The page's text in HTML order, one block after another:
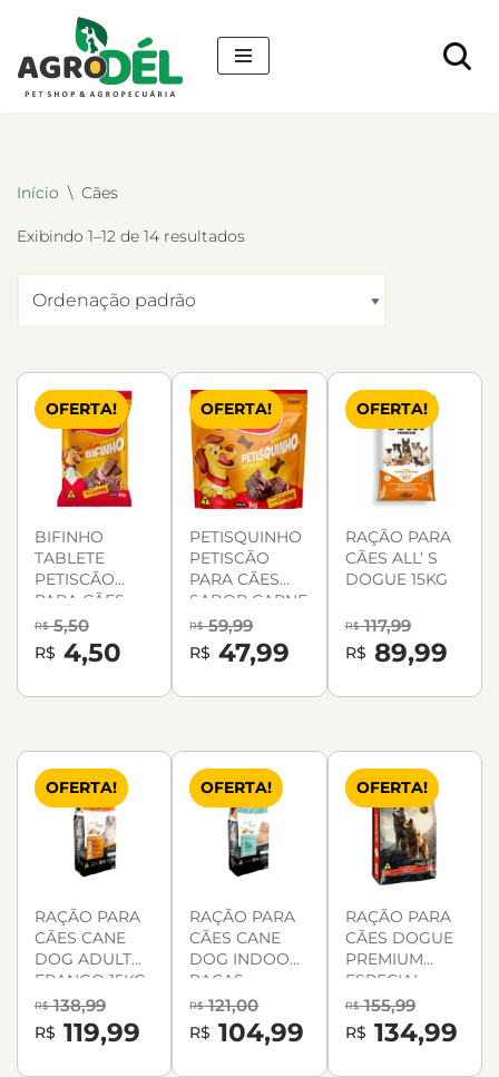
Pular
para
Início \ Cães
Exibindo 1–12 de 14 resultados
OFERTA!
BIFINHO
TABLETE
PETISCÃO
PARA CÃES
SABOR CARNE
60G
R$5,50
R$ 4,50
OFERTA!
PETISQUINHO
PETISCÃO
PARA CÃES
SABOR CARNE
OSSINHO 1KG
R$59,99
R$ 47,99
OFERTA!
RAÇÃO PARA
CÃES ALL’ S
DOGUE 15KG
R$117,99
R$ 89,99
OFERTA!
RAÇÃO PARA
CÃES CANE
DOG ADULTO
FRANGO 15KG
R$138,99
R$ 119,99
OFERTA!
RAÇÃO PARA
CÃES CANE
DOG INDOOR
RAÇAS
PEQUENAS 10,1
KG
R$121,00
R$ 104,99
OFERTA!
RAÇÃO PARA
CÃES DOGUE
PREMIUM
ESPECIAL
ADULTO 15KG
R$155,99
R$ 134,99